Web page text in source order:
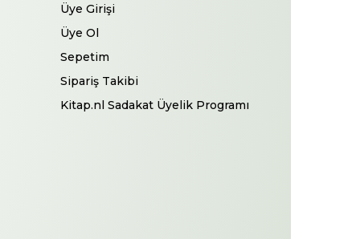
Üye Girişi
Üye Ol
Sepetim
Sipariş Takibi
Kitap.nl Sadakat Üyelik Programı